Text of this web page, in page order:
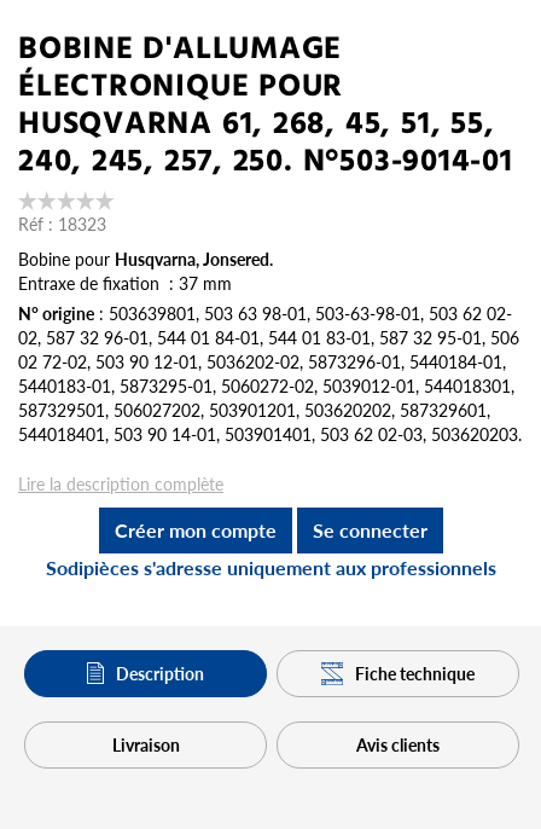
BOBINE D'ALLUMAGE
ÉLECTRONIQUE POUR
HUSQVARNA 61, 268, 45, 51, 55,
240, 245, 257, 250. N°503-9014-01
Réf : 18323
Bobine pour Husqvarna, Jonsered.
Entraxe de fixation : 37 mm
N° origine : 503639801, 503 63 98-01, 503-63-98-01, 503 62 02-
02, 587 32 96-01, 544 01 84-01, 544 01 83-01, 587 32 95-01, 506
02 72-02, 503 90 12-01, 5036202-02, 5873296-01, 5440184-01,
5440183-01, 5873295-01, 5060272-02, 5039012-01, 544018301,
587329501, 506027202, 503901201, 503620202, 587329601,
544018401, 503 90 14-01, 503901401, 503 62 02-03, 503620203.
Lire la description complète
Créer mon compte
Se connecter
Sodipièces s'adresse uniquement aux professionnels
Description Fiche technique
Livraison Avis clients